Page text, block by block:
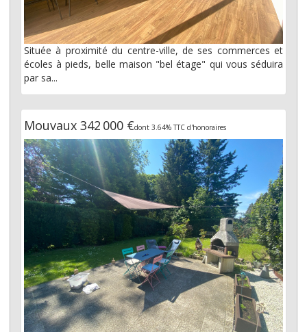
Située à proximité du centre-ville, de ses commerces et
écoles à pieds, belle maison "bel étage" qui vous séduira
par sa...
Mouvaux 342 000 €dont 3.64% TTC d'honoraires